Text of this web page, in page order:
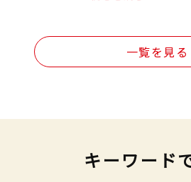
一覧を見る
キーワード